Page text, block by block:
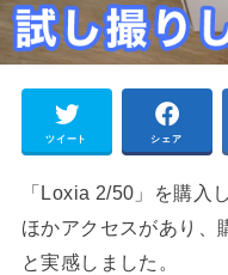
ツイート シェア
「Loxia 2/50」を購入
ほかアクセスがあり、
と実感しました。